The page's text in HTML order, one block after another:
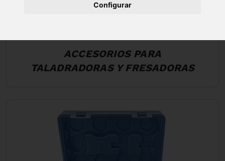
Configurar
ACCESORIOS PARA
TALADRADORAS Y FRESADORAS